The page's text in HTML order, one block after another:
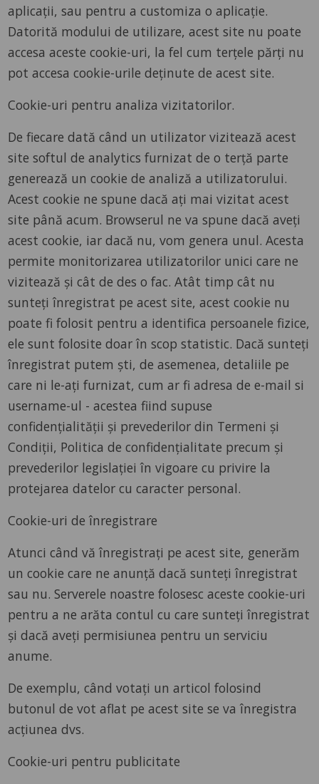
aplicații, sau pentru a customiza o aplicație.
Datorită modului de utilizare, acest site nu poate
accesa aceste cookie-uri, la fel cum terțele părți nu
pot accesa cookie-urile deținute de acest site.
Cookie-uri pentru analiza vizitatorilor.
De fiecare dată când un utilizator vizitează acest
site softul de analytics furnizat de o terță parte
generează un cookie de analiză a utilizatorului.
Acest cookie ne spune dacă ați mai vizitat acest
site până acum. Browserul ne va spune dacă aveți
acest cookie, iar dacă nu, vom genera unul. Acesta
permite monitorizarea utilizatorilor unici care ne
vizitează și cât de des o fac. Atât timp cât nu
sunteți înregistrat pe acest site, acest cookie nu
poate fi folosit pentru a identifica persoanele fizice,
ele sunt folosite doar în scop statistic. Dacă sunteți
înregistrat putem ști, de asemenea, detaliile pe
care ni le-ați furnizat, cum ar fi adresa de e-mail si
username-ul - acestea fiind supuse
confidențialității și prevederilor din Termeni și
Condiții, Politica de confidențialitate precum și
prevederilor legislației în vigoare cu privire la
protejarea datelor cu caracter personal.
Cookie-uri de înregistrare
Atunci când vă înregistrați pe acest site, generăm
un cookie care ne anunță dacă sunteți înregistrat
sau nu. Serverele noastre folosesc aceste cookie-uri
pentru a ne arăta contul cu care sunteți înregistrat
și dacă aveți permisiunea pentru un serviciu
anume.
De exemplu, când votați un articol folosind
butonul de vot aflat pe acest site se va înregistra
acțiunea dvs.
Cookie-uri pentru publicitate